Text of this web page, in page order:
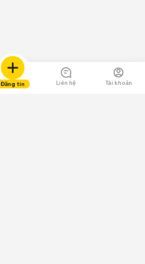
Đăng tin Liên hệ Tài khoản